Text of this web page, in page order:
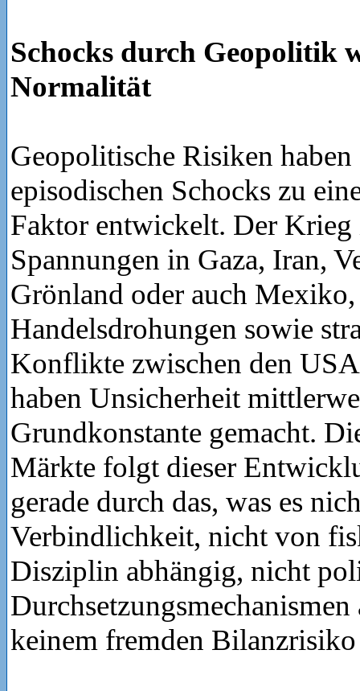
Schocks durch Geopolitik
Normalität
Geopolitische Risiken
episodischen Schocks zu
Faktor entwickelt. Der
Spannungen in Gaza, Iran,
Grönland oder auch Mexiko,
Handelsdrohungen sowie
Konflikte zwischen den
haben Unsicherheit
Grundkonstante gemacht.
Märkte folgt dieser
gerade durch das, was es
Verbindlichkeit, nicht von
Disziplin abhängig, nicht
Durchsetzungsmechanismen
keinem fremden